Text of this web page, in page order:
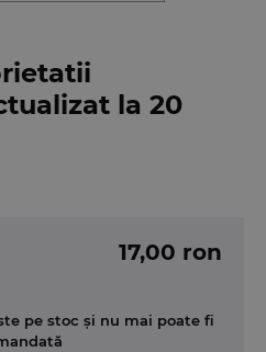
la 20
17,00 ron
pe stoc și nu mai poate fi